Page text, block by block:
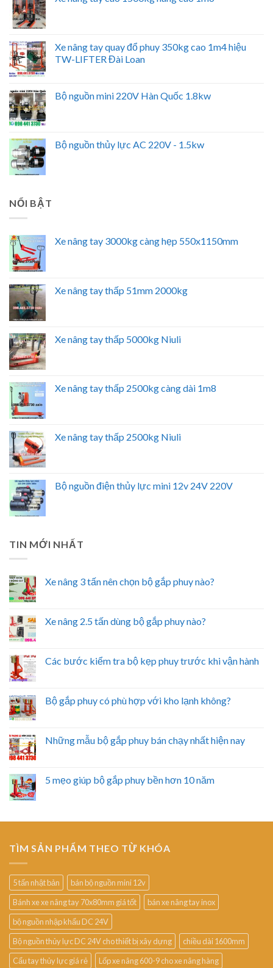
Xe nâng tay quay đổ phuy 350kg cao 1m4 hiệu
TW-LIFTER Đài Loan
Bộ nguồn mini 220V Hàn Quốc 1.8kw
Bộ nguồn thủy lực AC 220V - 1.5kw
NỔI BẬT
Xe nâng tay 3000kg càng hẹp 550x1150mm
Xe nâng tay thấp 51mm 2000kg
Xe nâng tay thấp 5000kg Niuli
Xe nâng tay thấp 2500kg càng dài 1m8
Xe nâng tay thấp 2500kg Niuli
Bộ nguồn điện thủy lực mini 12v 24V 220V
TIN MỚI NHẤT
Xe nâng 3 tấn nên chọn bộ gắp phuy nào?
Xe nâng 2.5 tấn dùng bộ gắp phuy nào?
Các bước kiểm tra bộ kẹp phuy trước khi vận hành
Bộ gắp phuy có phù hợp với kho lạnh không?
Những mẫu bộ gắp phuy bán chạy nhất hiện nay
5 mẹo giúp bộ gắp phuy bền hơn 10 năm
TÌM SẢN PHẨM THEO TỪ KHÓA
5 tấn nhật bản
bán bộ nguồn mini 12v
Bánh xe xe nâng tay 70x80mm giá tốt
bán xe nâng tay inox
bộ nguồn nhập khẩu DC 24V
Bộ nguồn thủy lực DC 24V cho thiết bị xây dựng
chiều dài 1600mm
Cẩu tay thủy lực giá rẻ
Lốp xe nâng 600-9 cho xe nâng hàng